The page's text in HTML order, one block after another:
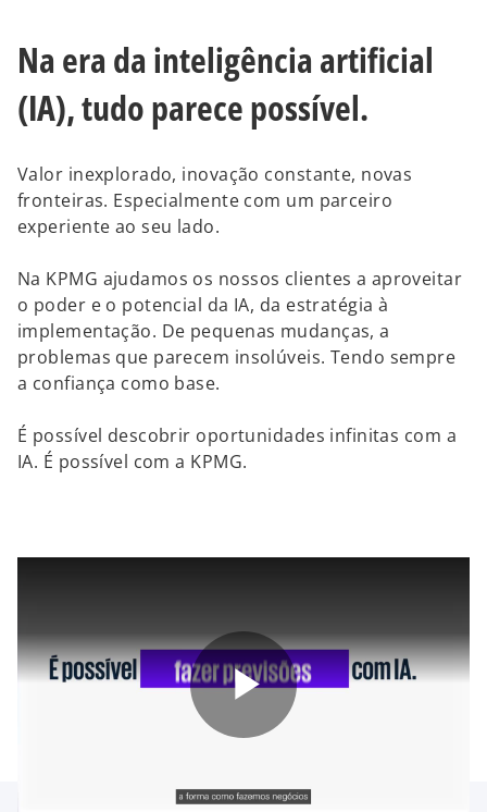
Na era da inteligência artificial
(IA), tudo parece possível.
Valor inexplorado, inovação constante, novas
fronteiras. Especialmente com um parceiro
experiente ao seu lado.
Na KPMG ajudamos os nossos clientes a aproveitar
o poder e o potencial da IA, da estratégia à
implementação. De pequenas mudanças, a
problemas que parecem insolúveis. Tendo sempre
a confiança como base.
É possível descobrir oportunidades infinitas com a
IA. É possível com a KPMG.
P